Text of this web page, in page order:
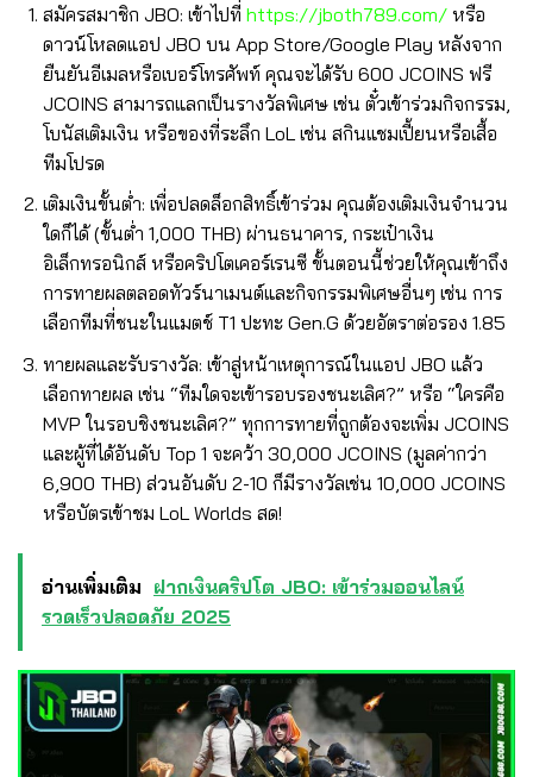
สมัครสมาชิก JBO: เข้าไปที่ https://jboth789.com/หรือ
ดาวน์โหลดแอป JBO บน App Store/Google Play หลังจาก
ยืนยันอีเมลหรือเบอร์โทรศัพท์ คุณจะได้รับ 600 JCOINS ฟรี
JCOINS สามารถแลกเป็นรางวัลพิเศษ เช่น ตั๋วเข้าร่วมกิจกรรม,
โบนัสเติมเงิน หรือของที่ระลึก LoL เช่น สกินแชมเปี้ยนหรือเสื้อ
ทีมโปรด
เติมเงินขั้นต่ำ: เพื่อปลดล็อกสิทธิ์เข้าร่วม คุณต้องเติมเงินจำนวน
ใดก็ได้ (ขั้นต่ำ 1,000 THB) ผ่านธนาคาร, กระเป๋าเงิน
อิเล็กทรอนิกส์ หรือคริปโตเคอร์เรนซี ขั้นตอนนี้ช่วยให้คุณเข้าถึง
การทายผลตลอดทัวร์นาเมนต์และกิจกรรมพิเศษอื่นๆ เช่น การ
เลือกทีมที่ชนะในแมตช์ T1 ปะทะ Gen.G ด้วยอัตราต่อรอง 1.85
ทายผลและรับรางวัล: เข้าสู่หน้าเหตุการณ์ในแอป JBO แล้ว
เลือกทายผล เช่น “ทีมใดจะเข้ารอบรองชนะเลิศ?” หรือ “ใครคือ
MVP ในรอบชิงชนะเลิศ?” ทุกการทายที่ถูกต้องจะเพิ่ม JCOINS
และผู้ที่ได้อันดับ Top 1 จะคว้า 30,000 JCOINS (มูลค่ากว่า
6,900 THB) ส่วนอันดับ 2-10 ก็มีรางวัลเช่น 10,000 JCOINS
หรือบัตรเข้าชม LoL Worlds สด!
อ่านเพิ่มเติม ฝากเงินคริปโต JBO: เข้าร่วมออนไลน์
รวดเร็วปลอดภัย 2025